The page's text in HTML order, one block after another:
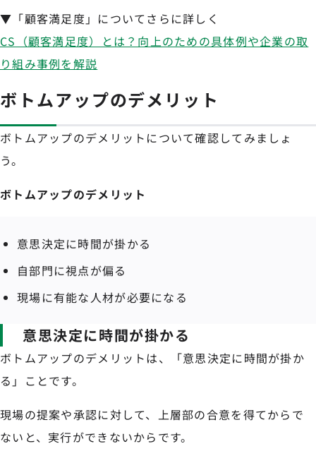
▼「顧客満足度」についてさらに詳しく
CS（顧客満足度）とは？向上のための具体例や企業の取
り組み事例を解説
ボトムアップのデメリット
ボトムアップのデメリットについて確認してみましょ
う。
ボトムアップのデメリット
意思決定に時間が掛かる
自部門に視点が偏る
現場に有能な人材が必要になる
意思決定に時間が掛かる
ボトムアップのデメリットは、「意思決定に時間が掛か
る」ことです。
現場の提案や承認に対して、上層部の合意を得てからで
ないと、実行ができないからです。